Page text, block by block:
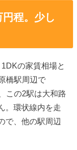
程。少し
の家賃相場と
橋駅周辺で
この2駅は大和路
。環状線内を走
で、他の駅周辺